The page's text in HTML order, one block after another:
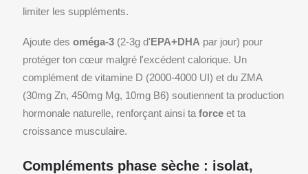
limiter les suppléments.
Ajoute des oméga-3 (2-3g d'EPA+DHA par jour) pour
protéger ton cœur malgré l'excédent calorique. Un
complément de vitamine D (2000-4000 UI) et du ZMA
(30mg Zn, 450mg Mg, 10mg B6) soutiennent ta production
hormonale naturelle, renforçant ainsi ta force et ta
croissance musculaire.
Compléments phase sèche : isolat,